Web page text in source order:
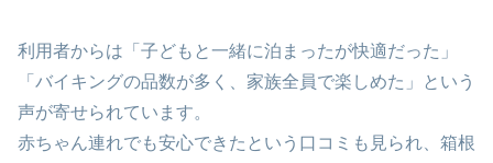
利用者からは「子どもと一緒に泊まったが快適だった」
「バイキングの品数が多く、家族全員で楽しめた」という
声が寄せられています。
赤ちゃん連れでも安心できたという口コミも見られ、箱根